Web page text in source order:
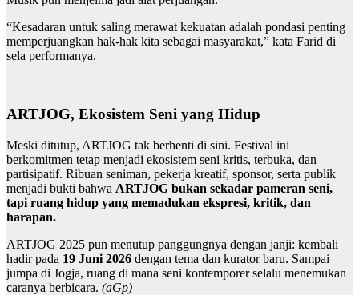
“Kesadaran untuk saling merawat kekuatan adalah pondasi penting
memperjuangkan hak-hak kita sebagai masyarakat,” kata Farid di
sela performanya.
ARTJOG, Ekosistem Seni yang Hidup
Meski ditutup, ARTJOG tak berhenti di sini. Festival ini
berkomitmen tetap menjadi ekosistem seni kritis, terbuka, dan
partisipatif. Ribuan seniman, pekerja kreatif, sponsor, serta publik
menjadi bukti bahwa ARTJOG bukan sekadar pameran seni,
tapi ruang hidup yang memadukan ekspresi, kritik, dan
harapan.
ARTJOG 2025 pun menutup panggungnya dengan janji: kembali
hadir pada 19 Juni 2026 dengan tema dan kurator baru. Sampai
jumpa di Jogja, ruang di mana seni kontemporer selalu menemukan
caranya berbicara. (aGp)